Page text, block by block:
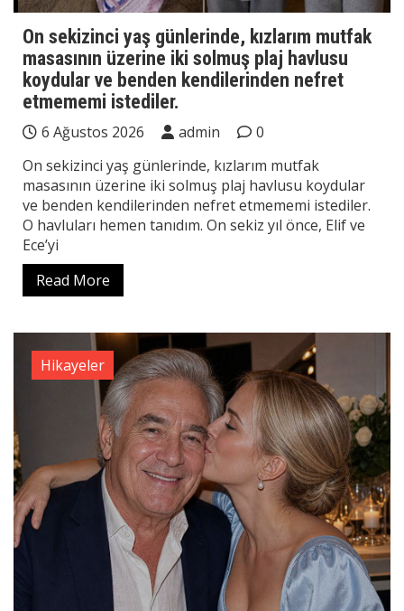
On sekizinci yaş günlerinde, kızlarım mutfak
masasının üzerine iki solmuş plaj havlusu
koydular ve benden kendilerinden nefret
etmememi istediler.
6 Ağustos 2026 admin
0
On sekizinci yaş günlerinde, kızlarım mutfak
masasının üzerine iki solmuş plaj havlusu koydular
ve benden kendilerinden nefret etmememi istediler.
O havluları hemen tanıdım. On sekiz yıl önce, Elif ve
Ece’yi
Read More
Hikayeler